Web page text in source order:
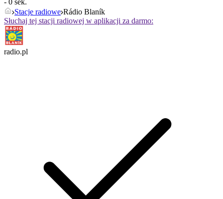
- 0 sek.
Stacje radiowe Rádio Blaník
Słuchaj tej stacji radiowej w aplikacji za darmo:
radio.pl